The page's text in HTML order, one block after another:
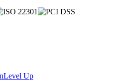
Level Up